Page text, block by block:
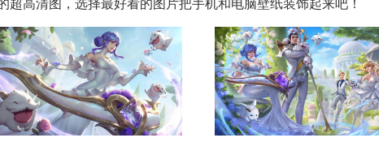
超高清图，选择最好看的图片把手机和电脑壁纸装饰起来吧！